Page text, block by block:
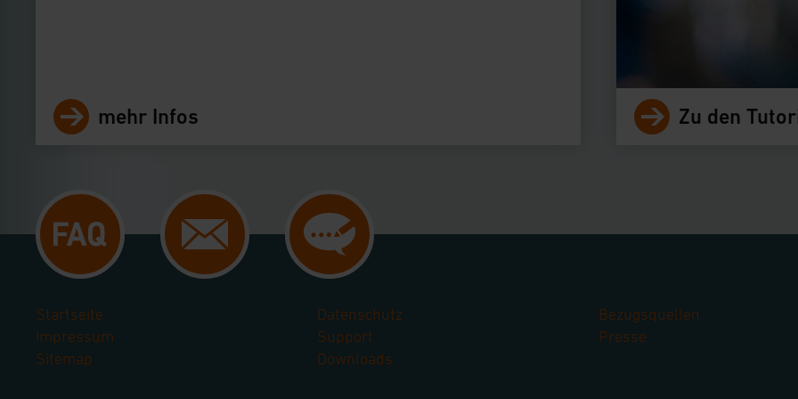
mehr Infos Zu den
Startseite
Impressum
Sitemap
Datenschutz
Support
Downloads
Bezugsquellen
Presse